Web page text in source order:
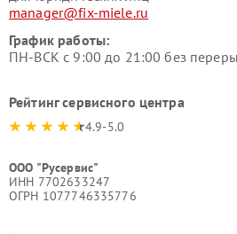
manager@fix-miele.ru
График работы:
ПН-ВСК с 9:00 до 21:00 без
Рейтинг сервисного центра
4.9-5.0
ООО "Русервис"
ИНН 7702633247
ОГРН 1077746335776